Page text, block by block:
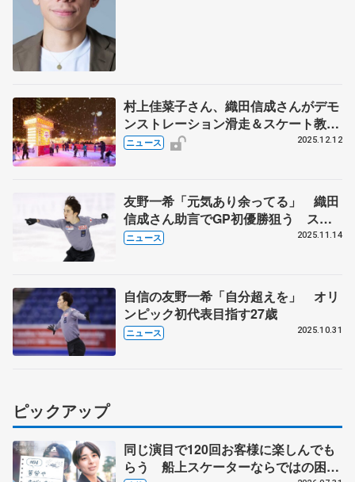
村上佳菜子さん、織田信成さんがデモ
ンストレーション滑走＆スケート教室
開催 来年1～2月、札幌・大通公園に
ニュース 2025.12.12
友野一希「元気あり余ってる」 織田
信成さん助言でGP初優勝狙う スケ
ートアメリカ公式練習
ニュース 2025.11.14
自信の友野一希「自分超えを」 オリ
ンピック初代表目指す27歳
ニュース 2025.10.31
ピックアップ
同じ演目で120回お客様に楽しんでも
らう 船上スケーターならではの困難